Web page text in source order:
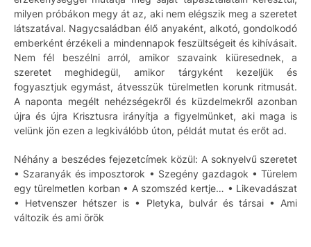
milyen próbákon megy át az, aki nem elégszik meg a szeretet
látszatával. Nagycsaládban élő anyaként, alkotó, gondolkodó
emberként érzékeli a mindennapok feszültségeit és kihívásait.
Nem fél beszélni arról, amikor szavaink kiüresednek, a
szeretet meghidegül, amikor tárgyként kezeljük és
fogyasztjuk egymást, átvesszük türelmetlen korunk ritmusát.
A naponta megélt nehézségekről és küzdelmekről azonban
újra és újra Krisztusra irányítja a figyelmünket, aki maga is
velünk jön ezen a legkiválóbb úton, példát mutat és erőt ad.
Néhány a beszédes fejezetcímek közül: A soknyelvű szeretet
• Szaranyák és imposztorok • Szegény gazdagok • Türelem
egy türelmetlen korban • A szomszéd kertje… • Likevadászat
• Hetvenszer hétszer is • Pletyka, bulvár és társai • Ami
változik és ami örök